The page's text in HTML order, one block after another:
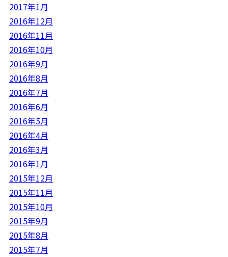
2017年1月
2016年12月
2016年11月
2016年10月
2016年9月
2016年8月
2016年7月
2016年6月
2016年5月
2016年4月
2016年3月
2016年1月
2015年12月
2015年11月
2015年10月
2015年9月
2015年8月
2015年7月